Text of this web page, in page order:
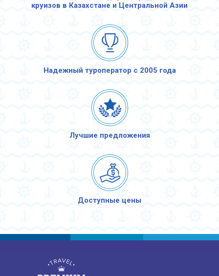
круизов в Казахстане и Центральной Азии
Надежный туроператор с 2005 года
Лучшие предложения
Доступные цены